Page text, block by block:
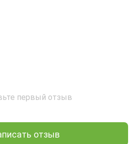
первый отзыв
отзыв